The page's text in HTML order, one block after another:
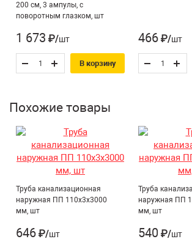
200 см, 3 ампулы, с
поворотным глазком, шт
1 673 ₽/шт
В корзину
466 ₽/шт
Похожие товары
Труба канализационная
наружная ПП 110х3х3000
мм, шт
646 ₽/шт
Труба
наружная ПП
мм, шт
540 ₽/шт